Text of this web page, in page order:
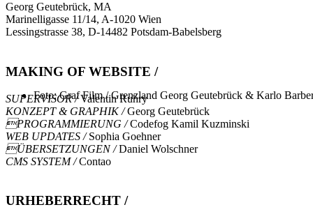
Foto: Graf Film / Grenzland Georg Geutebrück & Karlo
Georg Geutebrück, MA
Marinelligasse 11/14, A-1020 Wien
Lessingstrasse 38, D-14482 Potsdam-Babelsberg
MAKING OF WEBSITE /
SUPERVISOR /Valentin Ruhry
KONZEPT & GRAPHIK /Georg Geutebrück
PROGRAMMIERUNG /Codefog Kamil Kuzminski
WEB UPDATES /Sophia Goehner
ÜBERSETZUNGEN /Daniel Wolschner
CMS SYSTEM /Contao
URHEBERRECHT /